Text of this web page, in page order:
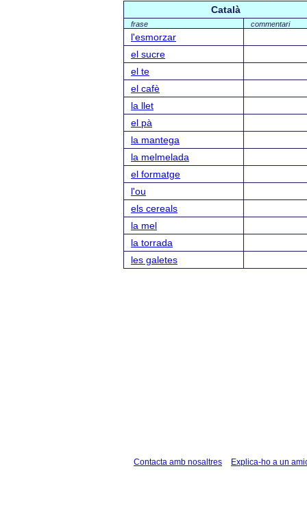
Català
frase commentari
l'esmorzar
el sucre
el te
el cafè
la llet
el pà
la mantega
la melmelada
el formatge
l'ou
els cereals
la mel
la torrada
les galetes
Contacta amb nosaltres Explica-ho a un